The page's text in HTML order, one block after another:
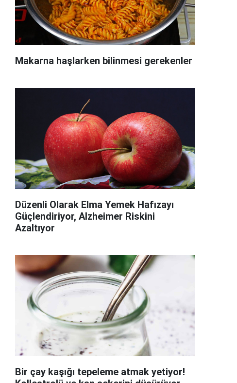
Makarna haşlarken bilinmesi gerekenler
Düzenli Olarak Elma Yemek Hafızayı
Güçlendiriyor, Alzheimer Riskini
Azaltıyor
Bir çay kaşığı tepeleme atmak yetiyor!